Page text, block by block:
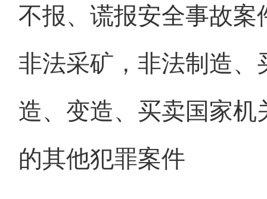
不报、谎报安全事故案
非法采矿，非法制造
造、变造、买卖国家
的其他犯罪案件